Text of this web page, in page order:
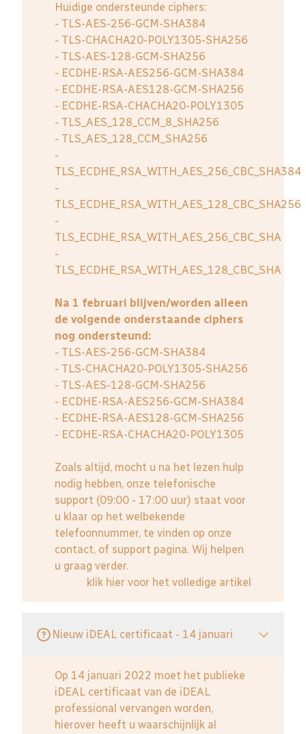
Huidige ondersteunde ciphers:
- TLS-AES-256-GCM-SHA384
- TLS-CHACHA20-POLY1305-SHA256
- TLS-AES-128-GCM-SHA256
- ECDHE-RSA-AES256-GCM-SHA384
- ECDHE-RSA-AES128-GCM-SHA256
- ECDHE-RSA-CHACHA20-POLY1305
- TLS_AES_128_CCM_8_SHA256
- TLS_AES_128_CCM_SHA256
-
TLS_ECDHE_RSA_WITH_AES_256_CBC_SHA384
-
TLS_ECDHE_RSA_WITH_AES_128_CBC_SHA256
-
TLS_ECDHE_RSA_WITH_AES_256_CBC_SHA
-
TLS_ECDHE_RSA_WITH_AES_128_CBC_SHA
Na 1 februari blijven/worden alleen
de volgende onderstaande ciphers
nog ondersteund:
- TLS-AES-256-GCM-SHA384
- TLS-CHACHA20-POLY1305-SHA256
- TLS-AES-128-GCM-SHA256
- ECDHE-RSA-AES256-GCM-SHA384
- ECDHE-RSA-AES128-GCM-SHA256
- ECDHE-RSA-CHACHA20-POLY1305
Zoals altijd, mocht u na het lezen hulp
nodig hebben, onze telefonische
support (09:00 - 17:00 uur) staat voor
u klaar op het welbekende
telefoonnummer, te vinden op onze
contact, of support pagina. Wij helpen
u graag verder.
klik hier voor het volledige artikel
Nieuw iDEAL certificaat - 14 januari
Op 14 januari 2022 moet het publieke
iDEAL certificaat van de iDEAL
professional vervangen worden,
hierover heeft u waarschijnlijk al